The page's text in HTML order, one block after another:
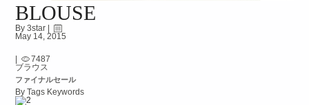
BLOUSE
By 3star |
May 14, 2015
|
7487
ブラウス
ファイナルセール
By Tags Keywords